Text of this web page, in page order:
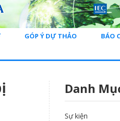
GÓP Ý DỰ THẢO
BÁO
Danh
Sự kiện